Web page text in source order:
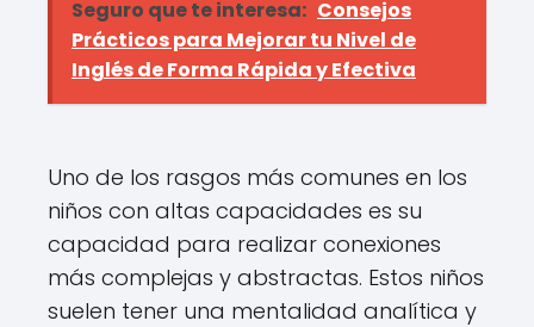
Seguro que te interesa: Consejos
Prácticos para Mejorar tu Nivel de
Inglés de Forma Rápida y Efectiva
Uno de los rasgos más comunes en los
niños con altas capacidades es su
capacidad para realizar conexiones
más complejas y abstractas. Estos niños
suelen tener una mentalidad analítica y